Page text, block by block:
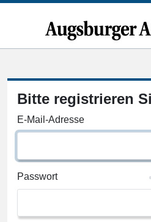
Bitte registrieren
E-Mail-Adresse
Passwort